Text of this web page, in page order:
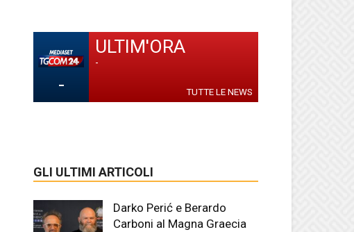
-
ULTIM'ORA
-
TUTTE LE NEWS
GLI ULTIMI ARTICOLI
Darko Perić e Berardo
Carboni al Magna Graecia